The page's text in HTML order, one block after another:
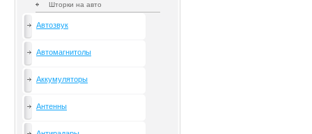
Шторки на авто
Автозвук
Автомагнитолы
Аккумуляторы
Антенны